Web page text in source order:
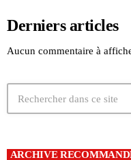
Derniers articles
Aucun commentaire à
ARCHIVE